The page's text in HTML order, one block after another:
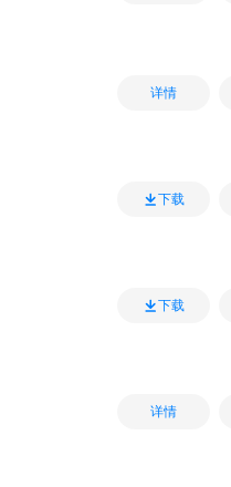
详情
下载
下载
详情